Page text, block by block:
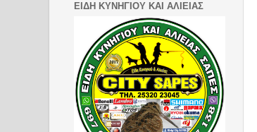
ΕΙΔΗ ΚΥΝΗΓΙΟΥ ΚΑΙ ΑΛΙΕΙΑΣ